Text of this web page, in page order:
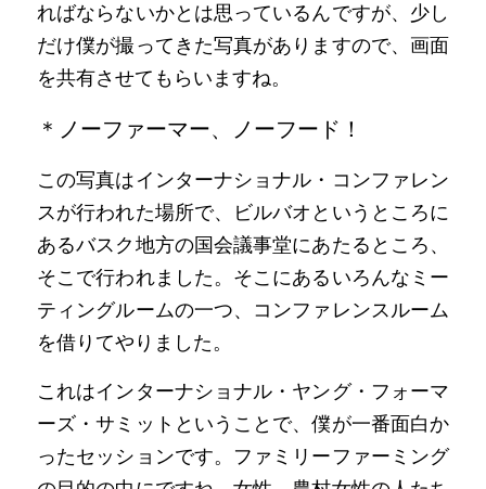
ればならないかとは思っているんですが、少し
だけ僕が撮ってきた写真がありますので、画面
を共有させてもらいますね。
＊ノーファーマー、ノーフード！
この写真はインターナショナル・コンファレン
スが行われた場所で、ビルバオというところに
あるバスク地方の国会議事堂にあたるところ、
そこで行われました。そこにあるいろんなミー
ティングルームの一つ、コンファレンスルーム
を借りてやりました。
これはインターナショナル・ヤング・フォーマ
ーズ・サミットということで、僕が一番面白か
ったセッションです。ファミリーファーミング